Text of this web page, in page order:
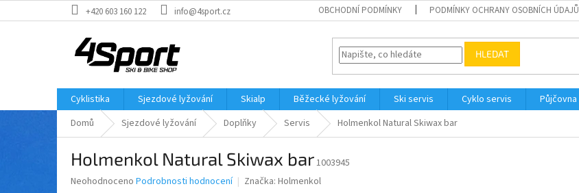
na
+420 603 160 122 info@4sport.cz OBCHODNÍ PODMÍNKY PODMÍNKY OCHRANY OSOBNÍCH ÚDAJŮ
HLEDAT
Cyklistika Sjezdové lyžování Skialp Běžecké lyžování Ski servis Cyklo servis Půjčovna
Domů
Sjezdové lyžování Doplňky Servis Holmenkol Natural Skiwax bar
Holmenkol Natural Skiwax bar1003945
Průměrné
Neohodnoceno Podrobnosti hodnocení Značka: Holmenkol